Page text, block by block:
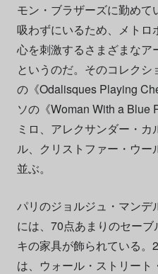
モン・ブラザーズに勤めて
吸わずにいるため、メト
心を刺激するさまざまなア
というのだ。そのコレク
の《Odalisques Playing
ソの《Woman With a Blue
ミロ、アレクサンダー・
ル、クリストファー・ウ
並ぶ。
パリのジョルジュ・マンデ
には、70点あまりのセー
キの家具が飾られている。
は、ウォール・ストリート